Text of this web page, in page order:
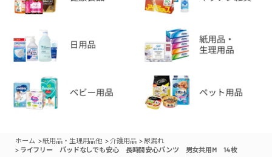
ホーム >紙用品・生理用品他 >介護用品 > 尿漏れ
> ライフリー パッドなしでも安心 長時間安心パンツ 男女共用M 14枚